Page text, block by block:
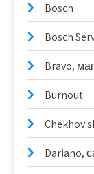
Bosch
Bosch
Bravo,
Burnout
Chekhov
Dariano,